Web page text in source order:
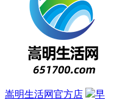
嵩明生活网官方店
早